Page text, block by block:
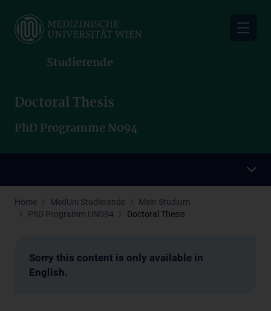
main
Studierende
Doctoral Thesis
PhD Programme N094
Home MedUni Studierende
Mein Studium
PhD Programm UN094
Doctoral Thesis
Sorry this content is only available in
English.